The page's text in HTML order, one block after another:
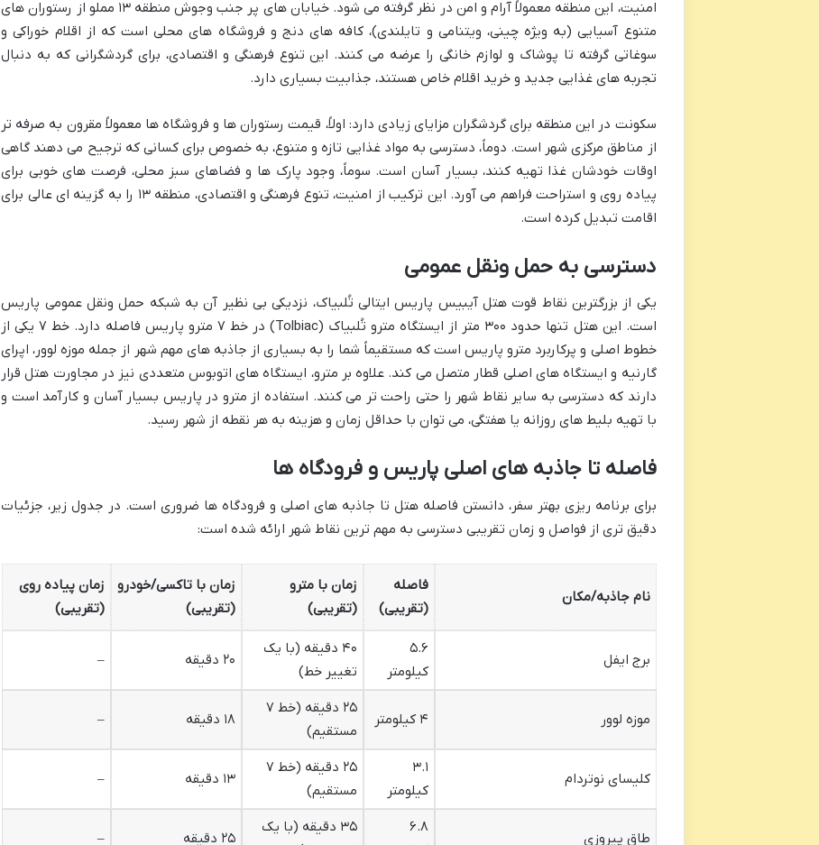
امنیت، این منطقه معمولاً آرام و امن در نظر گرفته می شود. خیابان های پر جنب وجوش منطقه ۱۳ مملو از رستوران های
متنوع آسیایی (به ویژه چینی، ویتنامی و تایلندی)، کافه های دنج و فروشگاه های محلی است که از اقلام خوراکی و
سوغاتی گرفته تا پوشاک و لوازم خانگی را عرضه می کنند. این تنوع فرهنگی و اقتصادی، برای گردشگرانی که به دنبال
تجربه های غذایی جدید و خرید اقلام خاص هستند، جذابیت بسیاری دارد.
سکونت در این منطقه برای گردشگران مزایای زیادی دارد: اولاً، قیمت رستوران ها و فروشگاه ها معمولاً مقرون به صرفه تر
از مناطق مرکزی شهر است. دوماً، دسترسی به مواد غذایی تازه و متنوع، به خصوص برای کسانی که ترجیح می دهند گاهی
اوقات خودشان غذا تهیه کنند، بسیار آسان است. سوماً، وجود پارک ها و فضاهای سبز محلی، فرصت های خوبی برای
پیاده روی و استراحت فراهم می آورد. این ترکیب از امنیت، تنوع فرهنگی و اقتصادی، منطقه ۱۳ را به گزینه ای عالی برای
اقامت تبدیل کرده است.
دسترسی به حمل ونقل عمومی
یکی از بزرگترین نقاط قوت هتل آیبیس پاریس ایتالی تُلبیاک، نزدیکی بی نظیر آن به شبکه حمل ونقل عمومی پاریس
است. این هتل تنها حدود ۳۰۰ متر از ایستگاه مترو تُلبیاک (Tolbiac) در خط ۷ مترو پاریس فاصله دارد. خط ۷ یکی از
خطوط اصلی و پرکاربرد مترو پاریس است که مستقیماً شما را به بسیاری از جاذبه های مهم شهر از جمله موزه لوور، اپرای
گارنیه و ایستگاه های اصلی قطار متصل می کند. علاوه بر مترو، ایستگاه های اتوبوس متعددی نیز در مجاورت هتل قرار
دارند که دسترسی به سایر نقاط شهر را حتی راحت تر می کنند. استفاده از مترو در پاریس بسیار آسان و کارآمد است و
با تهیه بلیط های روزانه یا هفتگی، می توان با حداقل زمان و هزینه به هر نقطه از شهر رسید.
فاصله تا جاذبه های اصلی پاریس و فرودگاه ها
برای برنامه ریزی بهتر سفر، دانستن فاصله هتل تا جاذبه های اصلی و فرودگاه ها ضروری است. در جدول زیر، جزئیات
دقیق تری از فواصل و زمان تقریبی دسترسی به مهم ترین نقاط شهر ارائه شده است:
نام جاذبه/مکان
فاصله
(تقریبی)
زمان با مترو
(تقریبی)
زمان با تاکسی/خودرو
(تقریبی)
زمان پیاده روی
(تقریبی)
برج ایفل
۵.۶
کیلومتر
۴۰ دقیقه (با یک
تغییر خط)
۲۰ دقیقه –
موزه لوور ۴ کیلومتر
۲۵ دقیقه (خط ۷
مستقیم)
۱۸ دقیقه –
کلیسای نوتردام
۳.۱
کیلومتر
۲۵ دقیقه (خط ۷
مستقیم)
۱۳ دقیقه –
طاق پیروزی
۶.۸
۳۵ دقیقه (با یک
۲۵ دقیقه –